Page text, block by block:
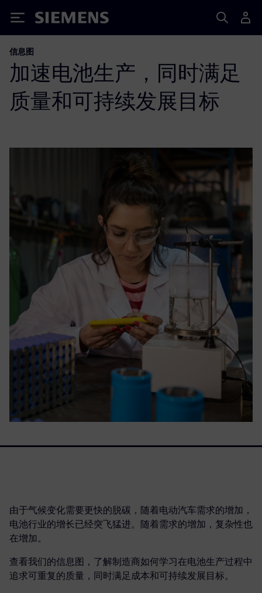
Siemens
信息图
加速电池生产，同时满足
质量和可持续发展目标
由于气候变化需要更快的脱碳，随着电动汽车需求的增加，
电池行业的增长已经突飞猛进。随着需求的增加，复杂性也
在增加。
查看我们的信息图，了解制造商如何学习在电池生产过程中
追求可重复的质量，同时满足成本和可持续发展目标。